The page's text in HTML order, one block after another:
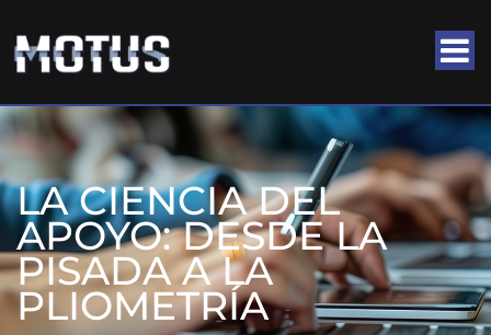
LA CIENCIA DEL
APOYO: DESDE LA
PISADA A LA
PLIOMETRÍA